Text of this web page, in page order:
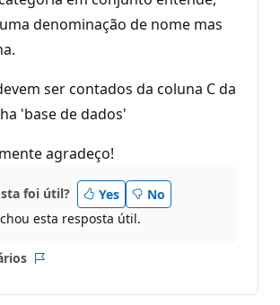
denominação de nome mas
ser contados da coluna C da
'base de dados'
agradeço!
foi útil? Yes
No
esta resposta útil.